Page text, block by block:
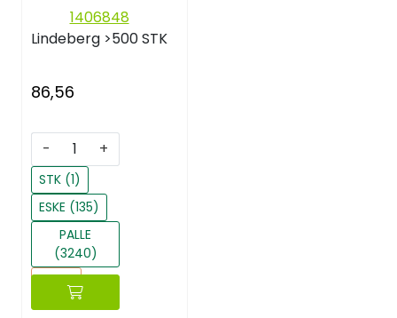
1406848
Lindeberg >500 STK
86,56
- +
STK (1)
ESKE (135)
PALLE
(3240)
Reset